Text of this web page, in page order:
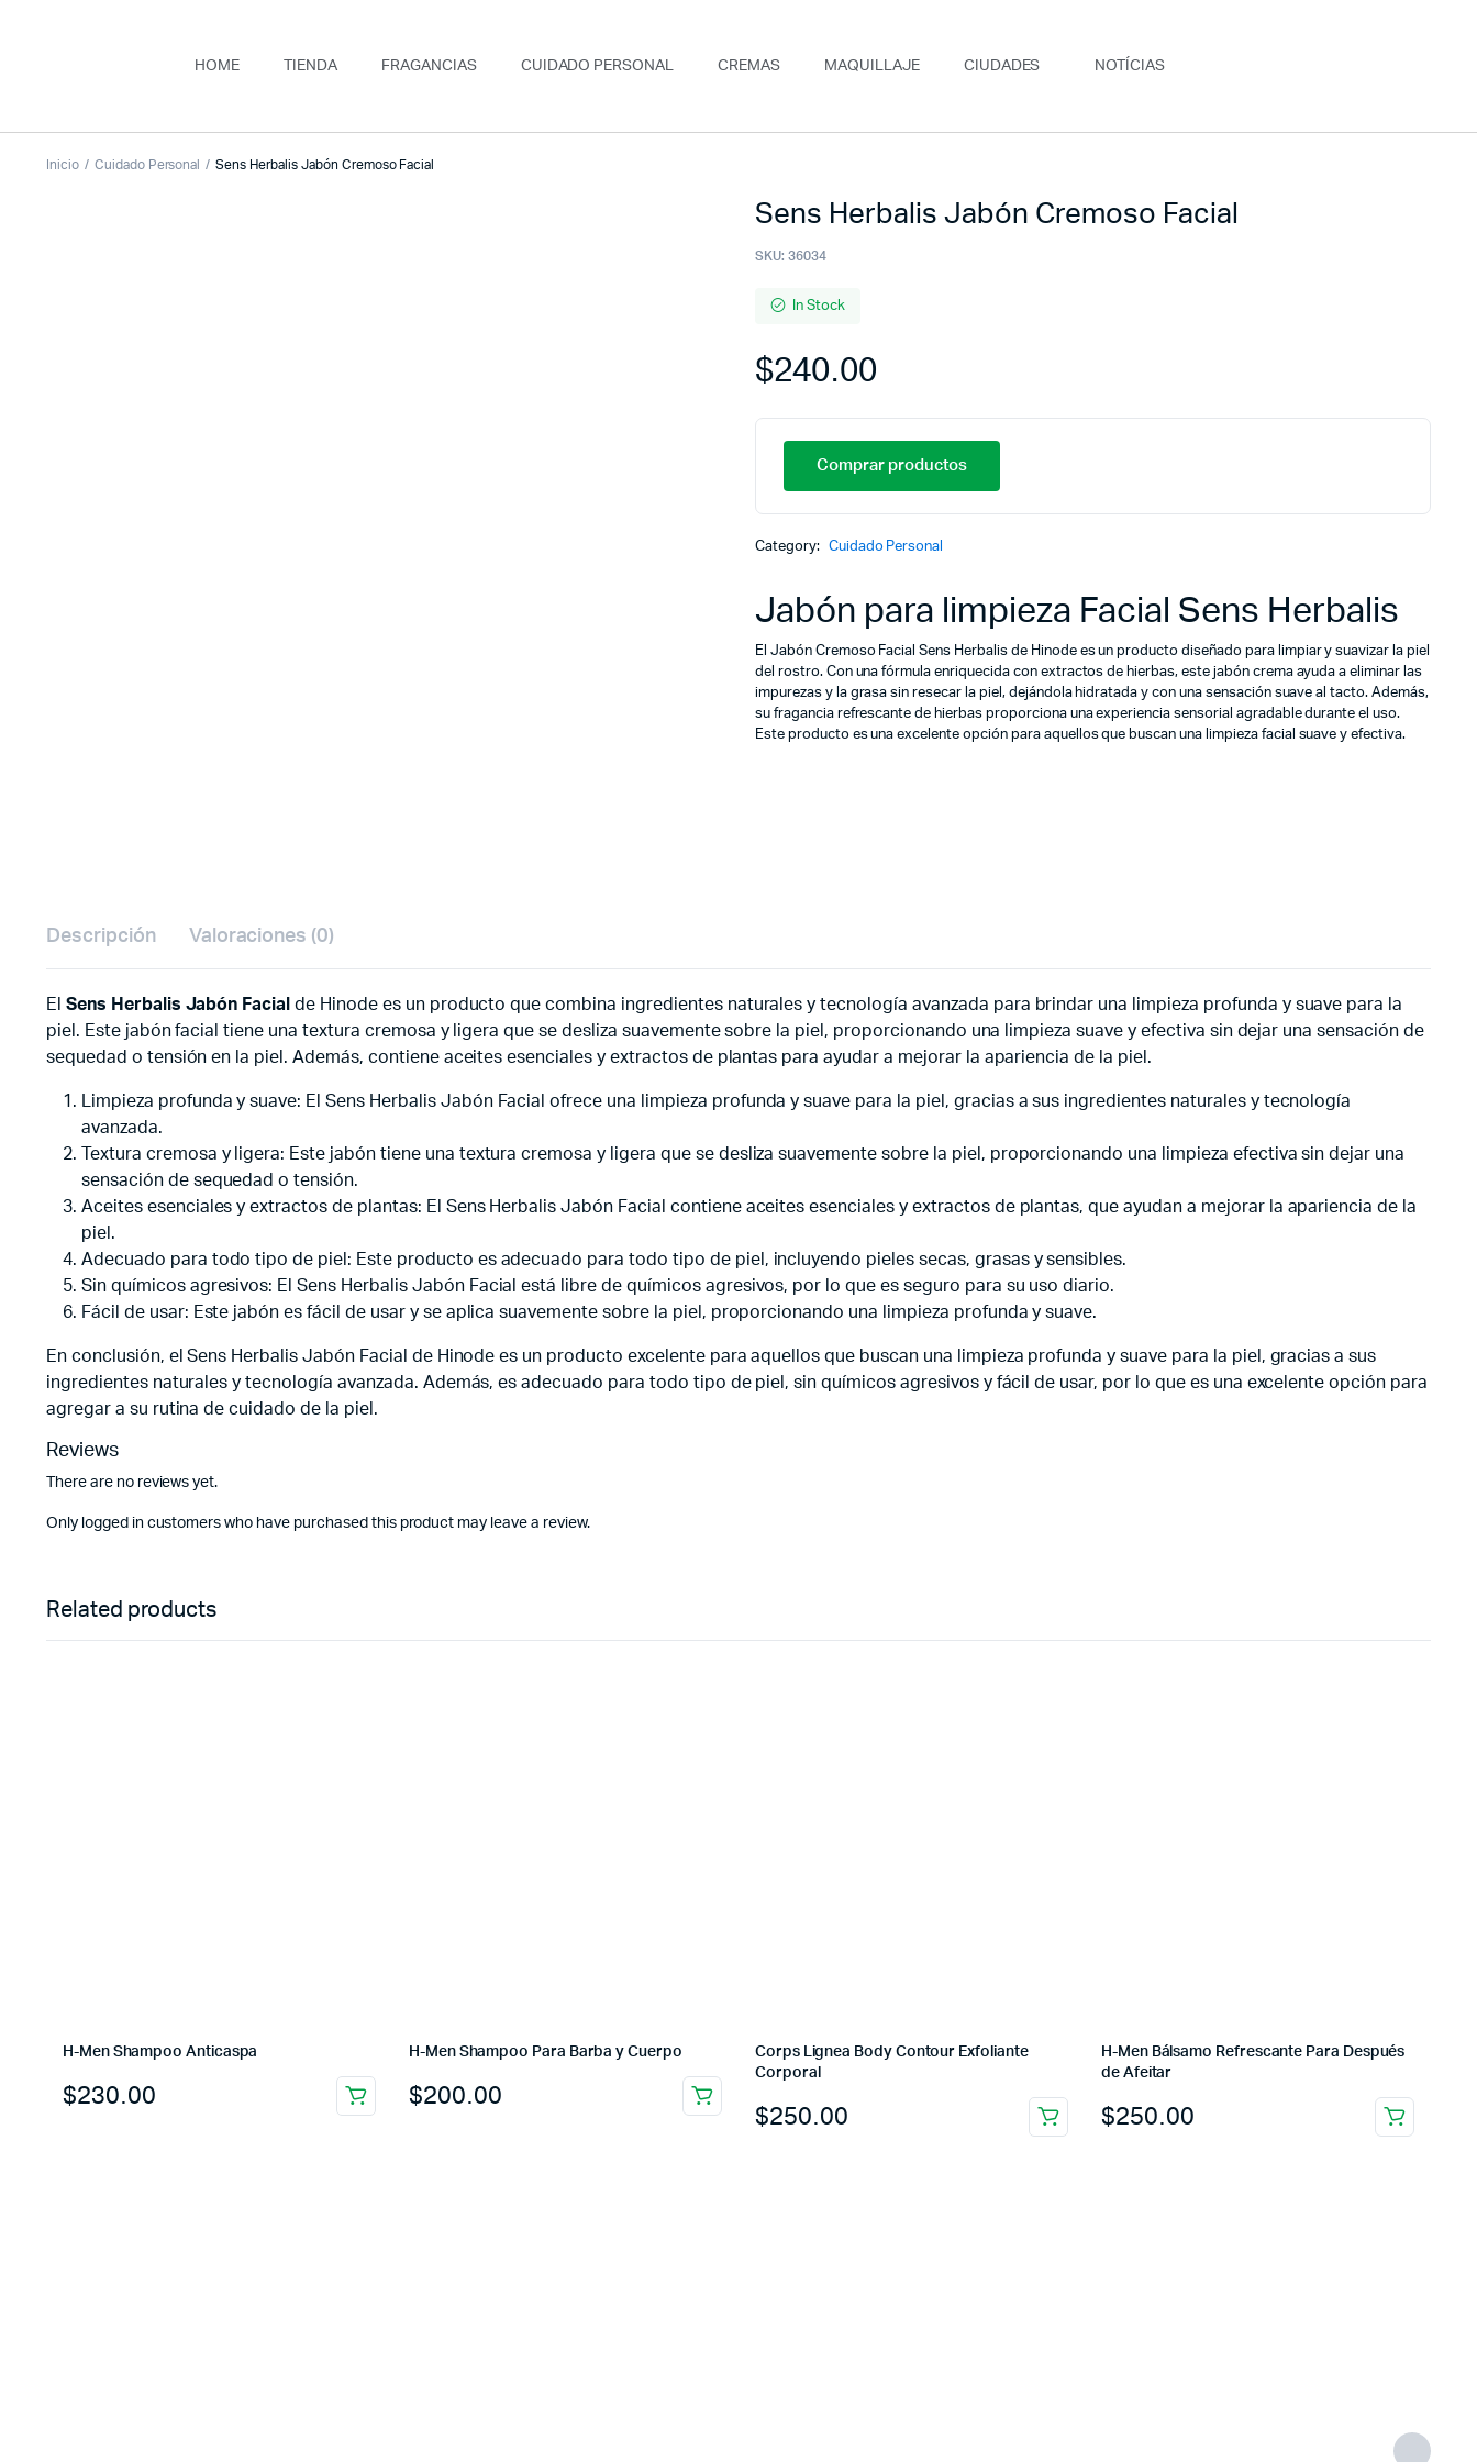
HOME TIENDA FRAGANCIAS CUIDADO PERSONAL CREMAS MAQUILLAJE CIUDADES NOTÍCIAS
Inicio Cuidado Personal Sens Herbalis Jabón Cremoso Facial
Sens Herbalis Jabón Cremoso Facial
SKU: 36034
In Stock
$240.00
Comprar productos
Category: Cuidado Personal
Jabón para limpieza Facial Sens Herbalis
El Jabón Cremoso Facial Sens Herbalis de Hinode es un producto diseñado para limpiar y suavizar la piel
del rostro. Con una fórmula enriquecida con extractos de hierbas, este jabón crema ayuda a eliminar las
impurezas y la grasa sin resecar la piel, dejándola hidratada y con una sensación suave al tacto. Además,
su fragancia refrescante de hierbas proporciona una experiencia sensorial agradable durante el uso.
Este producto es una excelente opción para aquellos que buscan una limpieza facial suave y efectiva.
Descripción Valoraciones (0)
El Sens Herbalis Jabón Facial de Hinode es un producto que combina ingredientes naturales y tecnología avanzada para brindar una limpieza profunda y suave para la
piel. Este jabón facial tiene una textura cremosa y ligera que se desliza suavemente sobre la piel, proporcionando una limpieza suave y efectiva sin dejar una sensación de
sequedad o tensión en la piel. Además, contiene aceites esenciales y extractos de plantas para ayudar a mejorar la apariencia de la piel.
Limpieza profunda y suave: El Sens Herbalis Jabón Facial ofrece una limpieza profunda y suave para la piel, gracias a sus ingredientes naturales y tecnología
avanzada.
Textura cremosa y ligera: Este jabón tiene una textura cremosa y ligera que se desliza suavemente sobre la piel, proporcionando una limpieza efectiva sin dejar una
sensación de sequedad o tensión.
Aceites esenciales y extractos de plantas: El Sens Herbalis Jabón Facial contiene aceites esenciales y extractos de plantas, que ayudan a mejorar la apariencia de la
piel.
Adecuado para todo tipo de piel: Este producto es adecuado para todo tipo de piel, incluyendo pieles secas, grasas y sensibles.
Sin químicos agresivos: El Sens Herbalis Jabón Facial está libre de químicos agresivos, por lo que es seguro para su uso diario.
Fácil de usar: Este jabón es fácil de usar y se aplica suavemente sobre la piel, proporcionando una limpieza profunda y suave.
En conclusión, el Sens Herbalis Jabón Facial de Hinode es un producto excelente para aquellos que buscan una limpieza profunda y suave para la piel, gracias a sus
ingredientes naturales y tecnología avanzada. Además, es adecuado para todo tipo de piel, sin químicos agresivos y fácil de usar, por lo que es una excelente opción para
agregar a su rutina de cuidado de la piel.
Reviews
There are no reviews yet.
Only logged in customers who have purchased this product may leave a review.
Related products
H-Men Shampoo Anticaspa
$230.00
H-Men Shampoo Para Barba y Cuerpo
$200.00
Corps Lignea Body Contour Exfoliante
Corporal
$250.00
H-Men Bálsamo Refrescante Para Después
de Afeitar
$250.00